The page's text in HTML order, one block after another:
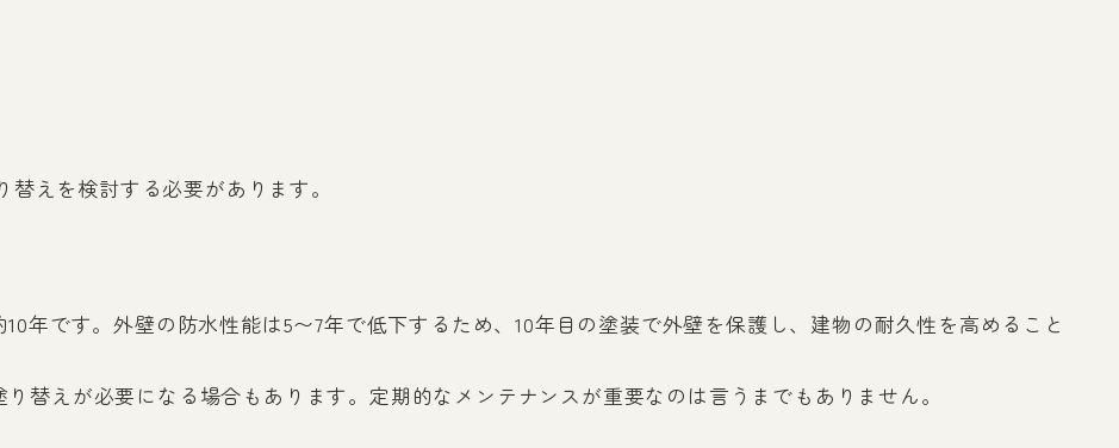
えを検討する必要があります。
年です。外壁の防水性能は5〜7年で低下するため、10年目の塗装で外壁を保護し、建物の耐久性を高めること
替えが必要になる場合もあります。定期的なメンテナンスが重要なのは言うまでもありません。